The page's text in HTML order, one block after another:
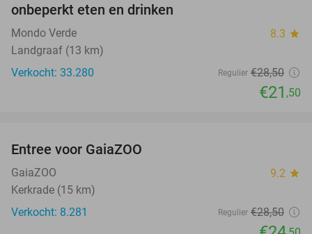
onbeperkt eten en drinken
Mondo Verde 8.3 star
Landgraaf (13 km)
Verkocht: 33.280
Regulier €28,50
€21 ,50
Entree voor GaiaZOO
GaiaZOO 9.2 star
Kerkrade (15 km)
Verkocht: 8.281
Regulier €28,50